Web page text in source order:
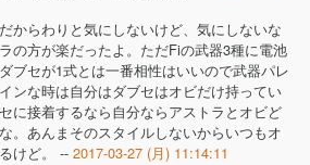
からわりと気にしないけど、気にしないな
の方が楽だったよ。ただFiの武器3種に電池
ブセが1式とは一番相性はいいので武器パレ
ンな時は自分はダブセはオビだけ持ってい
に接着するなら自分ならアストラとオビど
。あんまそのスタイルしないからいつもオ
けど。 -- 2017-03-27 (月) 11:14:11